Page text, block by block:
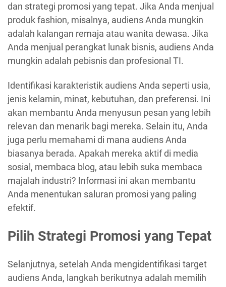
dan strategi promosi yang tepat. Jika Anda menjual
produk fashion, misalnya, audiens Anda mungkin
adalah kalangan remaja atau wanita dewasa. Jika
Anda menjual perangkat lunak bisnis, audiens Anda
mungkin adalah pebisnis dan profesional TI.
Identifikasi karakteristik audiens Anda seperti usia,
jenis kelamin, minat, kebutuhan, dan preferensi. Ini
akan membantu Anda menyusun pesan yang lebih
relevan dan menarik bagi mereka. Selain itu, Anda
juga perlu memahami di mana audiens Anda
biasanya berada. Apakah mereka aktif di media
sosial, membaca blog, atau lebih suka membaca
majalah industri? Informasi ini akan membantu
Anda menentukan saluran promosi yang paling
efektif.
Pilih Strategi Promosi yang Tepat
Selanjutnya, setelah Anda mengidentifikasi target
audiens Anda, langkah berikutnya adalah memilih